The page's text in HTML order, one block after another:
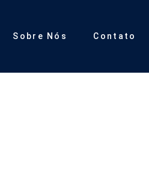
Sobre Nós Contato